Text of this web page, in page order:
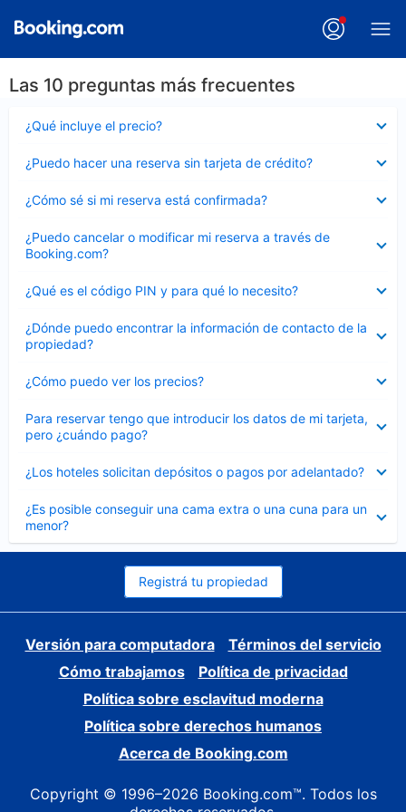
Las 10 preguntas más frecuentes
¿Qué incluye el precio?
cerrado
¿Puedo hacer una reserva sin tarjeta de crédito?
cerrado
¿Cómo sé si mi reserva está confirmada?
cerrado
¿Puedo cancelar o modificar mi reserva a través de
Booking.com?
cerrado
¿Qué es el código PIN y para qué lo necesito?
cerrado
¿Dónde puedo encontrar la información de contacto de la
propiedad?
cerrado
¿Cómo puedo ver los precios?
cerrado
Para reservar tengo que introducir los datos de mi tarjeta,
pero ¿cuándo pago?
cerrado
¿Los hoteles solicitan depósitos o pagos por adelantado?
cerrado
¿Es posible conseguir una cama extra o una cuna para un
menor?
cerrado
Registrá tu propiedad
Versión para computadora
Términos del servicio
Cómo trabajamos
Política de privacidad
Política sobre esclavitud moderna
Política sobre derechos humanos
Acerca de Booking.com
Copyright © 1996–2026 Booking.com™. Todos los